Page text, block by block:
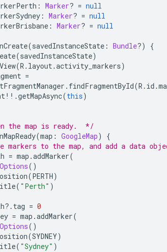
: Marker? = null
: Marker? = null
: Marker? = null
(savedInstanceState : Bundle?)
{
(savedInstanceState)
(R . layout.activity_markers)
=
. findFragmentById(R . id .
!!.getMapAsync(this)
the map is ready.  */
(map : GoogleMap)
{
markers to the map, and add a data
= map .addMarker(
()
(PERTH)
( "Perth" )
?. tag = 0
= map .addMarker(
()
(SYDNEY)
( "Sydney" )